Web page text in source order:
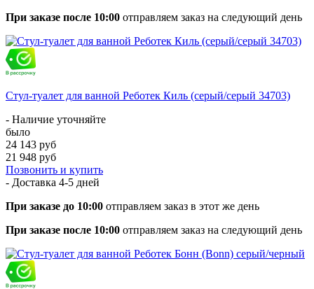
При заказе после 10:00 отправляем заказ на следующий день
Стул-туалет для ванной Реботек Киль (серый/серый 34703)
- Наличие уточняйте
было
24 143 руб
21 948 руб
Позвонить и купить
- Доставка 4-5 дней
При заказе до 10:00 отправляем заказ в этот же день
При заказе после 10:00 отправляем заказ на следующий день